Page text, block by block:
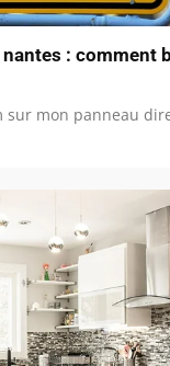
: comment
sur mon panneau